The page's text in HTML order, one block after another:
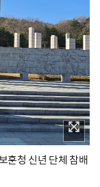
훈청 신년 단체 참배